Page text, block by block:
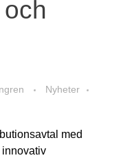
Nyheter
med
innovativ